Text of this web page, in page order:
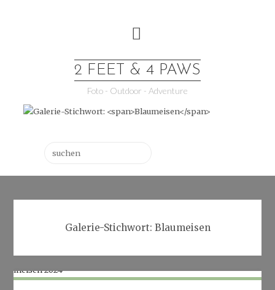
2 FEET & 4 PAWS
Foto - Outdoor - Adventure
Galerie-Stichwort: Blaumeisen